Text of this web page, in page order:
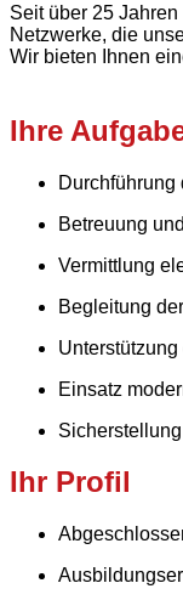
Seit über 25
Netzwerke, die
Wir bieten Ihnen
Ihre
Betreuung
Vermittlung
Begleitung
Einsatz
Ihr Profil